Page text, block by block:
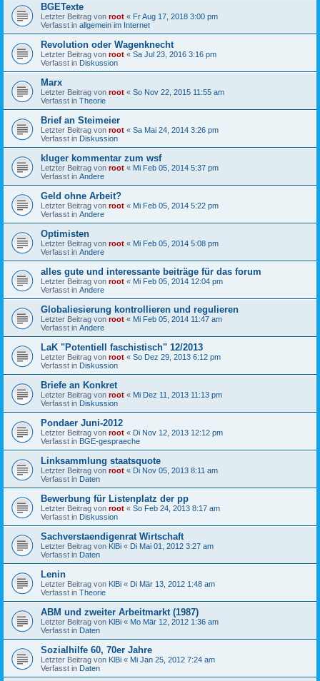
BGETexte
Letzter Beitrag von root « Fr Aug 17, 2018 3:00 pm
Verfasst in allgemein im Internet
Revolution oder Wagenknecht
Letzter Beitrag von root « Sa Jul 23, 2016 3:16 pm
Verfasst in Diskussion
Marx
Letzter Beitrag von root « So Nov 22, 2015 11:55 am
Verfasst in Theorie
Brief an Steimeier
Letzter Beitrag von root « Sa Mai 24, 2014 3:26 pm
Verfasst in Diskussion
kluger kommentar zum wsf
Letzter Beitrag von root « Mi Feb 05, 2014 5:37 pm
Verfasst in Andere
Geld ohne Arbeit?
Letzter Beitrag von root « Mi Feb 05, 2014 5:22 pm
Verfasst in Andere
Optimisten
Letzter Beitrag von root « Mi Feb 05, 2014 5:08 pm
Verfasst in Andere
alles gute und interessante beiträge für das forum
Letzter Beitrag von root « Mi Feb 05, 2014 12:04 pm
Verfasst in Andere
Globaliesierung kontrollieren und regulieren
Letzter Beitrag von root « Mi Feb 05, 2014 11:47 am
Verfasst in Andere
LaK "Potentiell faschistisch" 12/2013
Letzter Beitrag von root « So Dez 29, 2013 6:12 pm
Verfasst in Diskussion
Briefe an Konkret
Letzter Beitrag von root « Mi Dez 11, 2013 11:13 pm
Verfasst in Diskussion
Pondaer Juni-2012
Letzter Beitrag von root « Di Nov 12, 2013 12:12 pm
Verfasst in BGE-gespraeche
Linksammlung staatsquote
Letzter Beitrag von root « Di Nov 05, 2013 8:11 am
Verfasst in Daten
Bewerbung für Listenplatz der pp
Letzter Beitrag von root « So Feb 24, 2013 8:17 am
Verfasst in Diskussion
Sachverstaendigenrat Wirtschaft
Letzter Beitrag von KlBi « Di Mai 01, 2012 3:27 am
Verfasst in Daten
Lenin
Letzter Beitrag von KlBi « Di Mär 13, 2012 1:48 am
Verfasst in Theorie
ABM und zweiter Arbeitmarkt (1987)
Letzter Beitrag von KlBi « Mo Mär 12, 2012 1:36 am
Verfasst in Daten
Sozialhilfe 60, 70er Jahre
Letzter Beitrag von KlBi « Mi Jan 25, 2012 7:24 am
Verfasst in Daten